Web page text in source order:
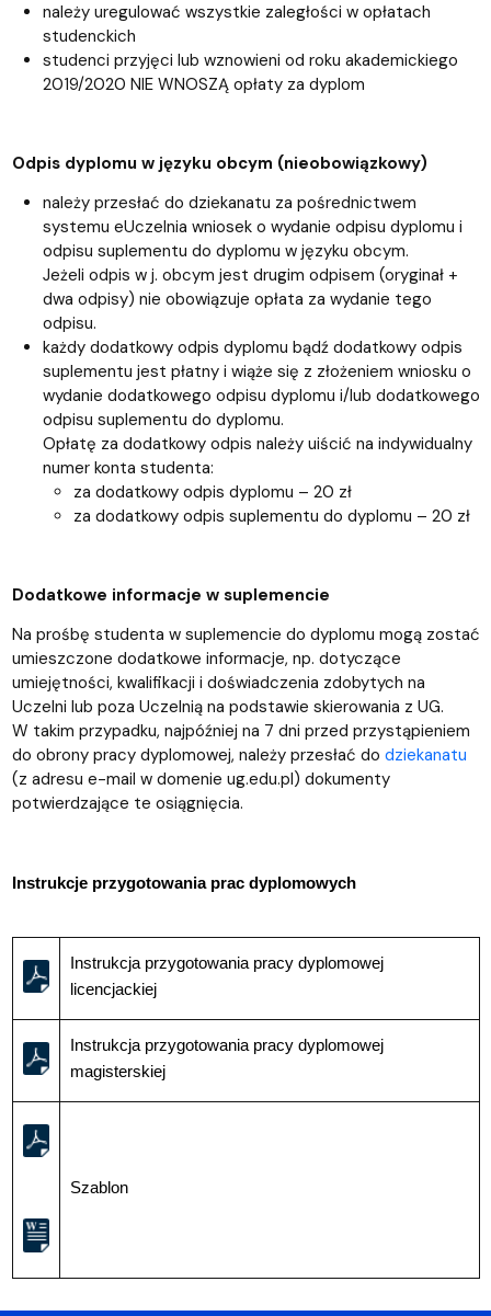
należy uregulować wszystkie zaległości w opłatach
studenckich
studenci przyjęci lub wznowieni od roku akademickiego
2019/2020 NIE WNOSZĄ opłaty za dyplom
Odpis dyplomu w języku obcym (nieobowiązkowy)
należy przesłać do dziekanatu za pośrednictwem
systemu eUczelnia wniosek o wydanie odpisu dyplomu i
odpisu suplementu do dyplomu w języku obcym.
Jeżeli odpis w j. obcym jest drugim odpisem (oryginał +
dwa odpisy) nie obowiązuje opłata za wydanie tego
odpisu.
każdy dodatkowy odpis dyplomu bądź dodatkowy odpis
suplementu jest płatny i wiąże się z złożeniem wniosku o
wydanie dodatkowego odpisu dyplomu i/lub dodatkowego
odpisu suplementu do dyplomu.
Opłatę za dodatkowy odpis należy uiścić na indywidualny
numer konta studenta:
za dodatkowy odpis dyplomu – 20 zł
za dodatkowy odpis suplementu do dyplomu – 20 zł
Dodatkowe informacje w suplemencie
Na prośbę studenta w suplemencie do dyplomu mogą zostać
umieszczone dodatkowe informacje, np. dotyczące
umiejętności, kwalifikacji i doświadczenia zdobytych na
Uczelni lub poza Uczelnią na podstawie skierowania z UG.
W takim przypadku, najpóźniej na 7 dni przed przystąpieniem
do obrony pracy dyplomowej, należy przesłać do dziekanatu
(z adresu e-mail w domenie ug.edu.pl) dokumenty
potwierdzające te osiągnięcia.
Instrukcje przygotowania prac dyplomowych
Instrukcja przygotowania pracy dyplomowej
licencjackiej
Instrukcja przygotowania pracy dyplomowej
magisterskiej
Szablon